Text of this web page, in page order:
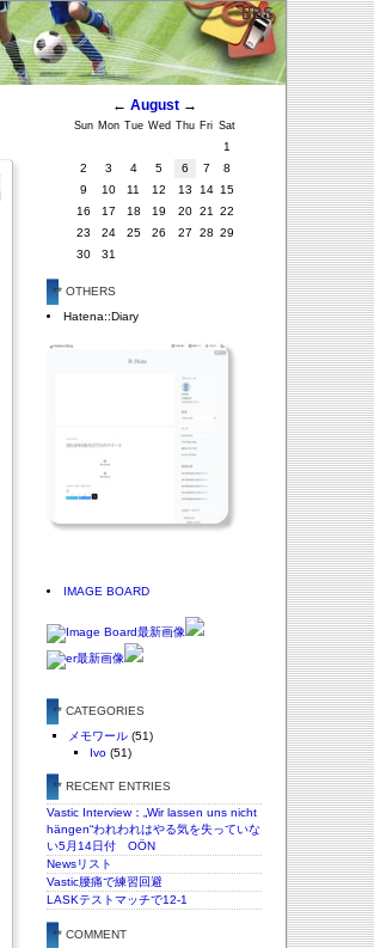
BBS
← August→
Sun Mon Tue Wed Thu Fri Sat
1
2
3 4 5 6 7
8
9
10 11 12 13 14 15
16
17 18 19 20 21
22
23
24 25 26 27 28 29
30
31
** OTHERS
Hatena::Diary
IMAGE BOARD
** CATEGORIES
メモワール (51)
Ivo (51)
** RECENT ENTRIES
Vastic Interview：„Wir lassen uns nicht
hängen“われわれはやる気を失っていな
い5月14日付 OÖN
Newsリスト
Vastic腰痛で練習回避
LASKテストマッチで12-1
** COMMENT